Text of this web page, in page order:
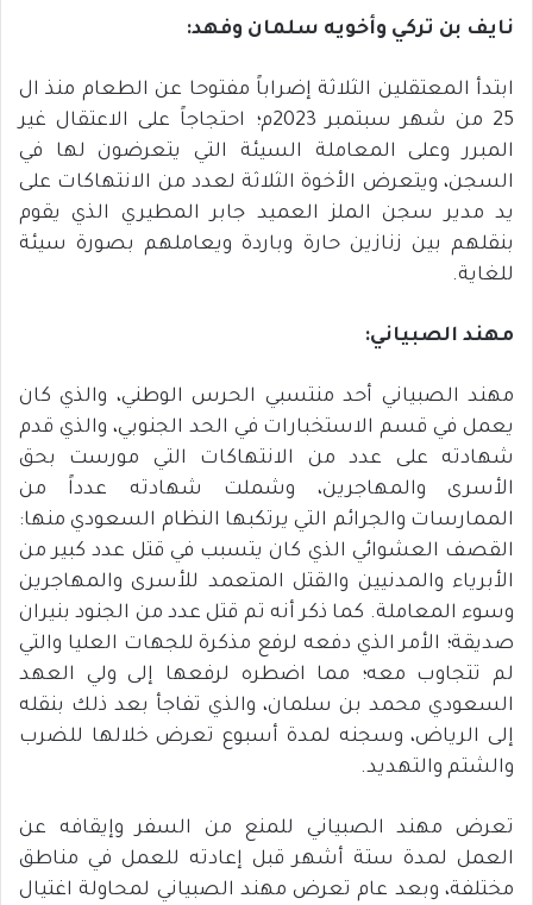
نايف بن تركي وأخويه سلمان وفهد:
ابتدأ المعتقلين الثلاثة إضراباً مفتوحا عن الطعام منذ ال
25 من شهر سبتمبر 2023م؛ احتجاجاً على الاعتقال غير
المبرر وعلى المعاملة السيئة التي يتعرضون لها في
السجن، ويتعرض الأخوة الثلاثة لعدد من الانتهاكات على
يد مدير سجن الملز العميد جابر المطيري الذي يقوم
بنقلهم بين زنازين حارة وباردة ويعاملهم بصورة سيئة
للغاية.
مهند الصبياني:
مهند الصبياني أحد منتسبي الحرس الوطني، والذي كان
يعمل في قسم الاستخبارات في الحد الجنوبي، والذي قدم
شهادته على عدد من الانتهاكات التي مورست بحق
الأسرى والمهاجرين، وشملت شهادته عدداً من
الممارسات والجرائم التي يرتكبها النظام السعودي منها:
القصف العشوائي الذي كان يتسبب في قتل عدد كبير من
الأبرياء والمدنيين والقتل المتعمد للأسرى والمهاجرين
وسوء المعاملة. كما ذكر أنه تم قتل عدد من الجنود بنيران
صديقة؛ الأمر الذي دفعه لرفع مذكرة للجهات العليا والتي
لم تتجاوب معه؛ مما اضطره لرفعها إلى ولي العهد
السعودي محمد بن سلمان، والذي تفاجأ بعد ذلك بنقله
إلى الرياض، وسجنه لمدة أسبوع تعرض خلالها للضرب
والشتم والتهديد.
تعرض مهند الصبياني للمنع من السفر وإيقافه عن
العمل لمدة ستة أشهر قبل إعادته للعمل في مناطق
مختلفة، وبعد عام تعرض مهند الصبياني لمحاولة اغتيال